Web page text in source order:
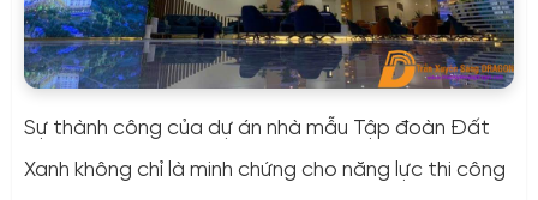
Sự thành công của dự án nhà mẫu Tập đoàn Đất
Xanh không chỉ là minh chứng cho năng lực thi công